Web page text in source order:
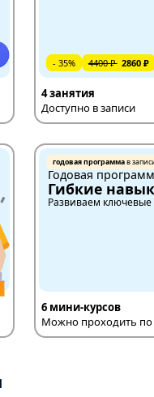
- 35% 4400 ₽ 2860 ₽
4 занятия
Доступно в записи
годовая программав
Годовая
Гибкие
Развиваем
6 мини-курсов
Можно проходить по